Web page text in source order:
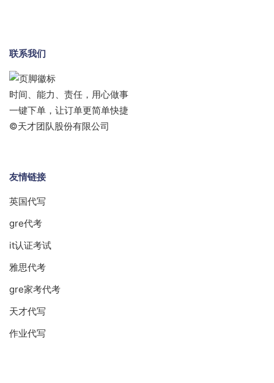
联系我们
时间、能力、责任，用心做事
一键下单，让订单更简单快捷
©天才团队股份有限公司
友情链接
英国代写
gre代考
it认证考试
雅思代考
gre家考代考
天才代写
作业代写